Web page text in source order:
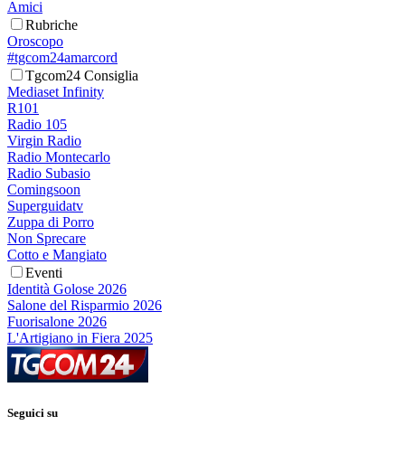
Amici
Rubriche
Oroscopo
#tgcom24amarcord
Tgcom24 Consiglia
Mediaset Infinity
R101
Radio 105
Virgin Radio
Radio Montecarlo
Radio Subasio
Comingsoon
Superguidatv
Zuppa di Porro
Non Sprecare
Cotto e Mangiato
Eventi
Identità Golose 2026
Salone del Risparmio 2026
Fuorisalone 2026
L'Artigiano in Fiera 2025
Seguici su